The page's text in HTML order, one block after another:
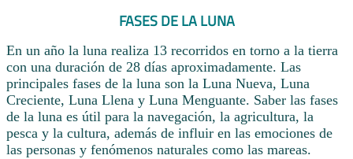
FASES DE LA LUNA
En un año la luna realiza 13 recorridos en torno a la tierra
con una duración de 28 días aproximadamente. Las
principales fases de la luna son la Luna Nueva, Luna
Creciente, Luna Llena y Luna Menguante. Saber las fases
de la luna es útil para la navegación, la agricultura, la
pesca y la cultura, además de influir en las emociones de
las personas y fenómenos naturales como las mareas.